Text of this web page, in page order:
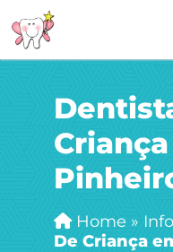
Home »
De Criança